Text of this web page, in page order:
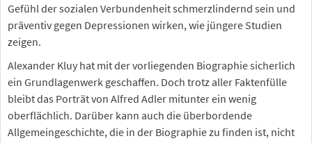
Gefühl der sozialen Verbundenheit schmerzlindernd sein und
präventiv gegen Depressionen wirken, wie jüngere Studien
zeigen.
Alexander Kluy hat mit der vorliegenden Biographie sicherlich
ein Grundlagenwerk geschaffen. Doch trotz aller Faktenfülle
bleibt das Porträt von Alfred Adler mitunter ein wenig
oberflächlich. Darüber kann auch die überbordende
Allgemeingeschichte, die in der Biographie zu finden ist, nicht